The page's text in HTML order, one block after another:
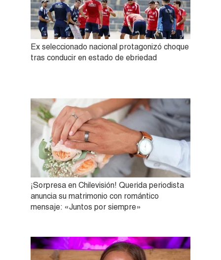
Ex seleccionado nacional protagonizó choque
tras conducir en estado de ebriedad
¡Sorpresa en Chilevisión! Querida periodista
anuncia su matrimonio con romántico
mensaje: «Juntos por siempre»